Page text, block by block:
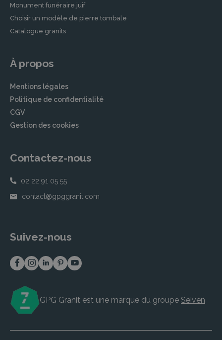
Monument funéraire juif
Choisir un modèle de pierre tombale
Catalogue granits
À propos
Mentions légales
Politique de confidentialité
CGV
Gestion des cookies
Contactez-nous
02 22 91 05 55
contact@gpggranit.com
Suivez-nous
GPG Granit est une marque du groupe Seiven